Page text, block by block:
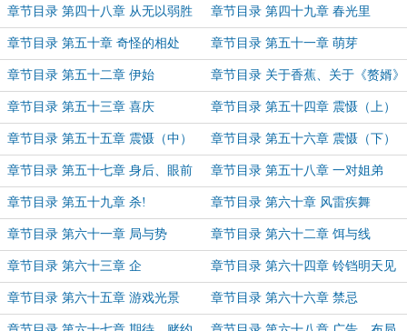
章节目录 第四十八章 从无以弱胜
强
章节目录 第四十九章 春光里
章节目录 第五十章 奇怪的相处 章节目录 第五十一章 萌芽
章节目录 第五十二章 伊始 章节目录 关于香蕉、关于《赘婿》
（请读者都能看看）
章节目录 第五十三章 喜庆 章节目录 第五十四章 震慑（上）
章节目录 第五十五章 震慑（中） 章节目录 第五十六章 震慑（下）
章节目录 第五十七章 身后、眼前 章节目录 第五十八章 一对姐弟
章节目录 第五十九章 杀! 章节目录 第六十章 风雷疾舞
章节目录 第六十一章 局与势 章节目录 第六十二章 饵与线
章节目录 第六十三章 企 章节目录 第六十四章 铃铛明天见
章节目录 第六十五章 游戏光景 章节目录 第六十六章 禁忌